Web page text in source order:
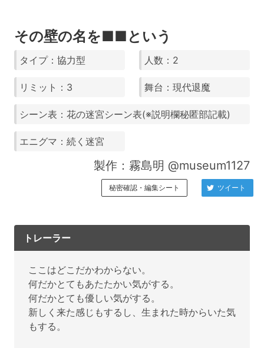
その壁の名を■■という
タイプ：協力型 人数：2
リミット：3 舞台：現代退魔
シーン表：花の迷宮シーン表(※説明欄秘匿部記載)
エニグマ：続く迷宮
製作：霧島明 @museum1127
秘密確認・編集シート ツイート
トレーラー
ここはどこだかわからない。
何だかとてもあたたかい気がする。
何だかとても優しい気がする。
新しく来た感じもするし、生まれた時からいた気
もする。